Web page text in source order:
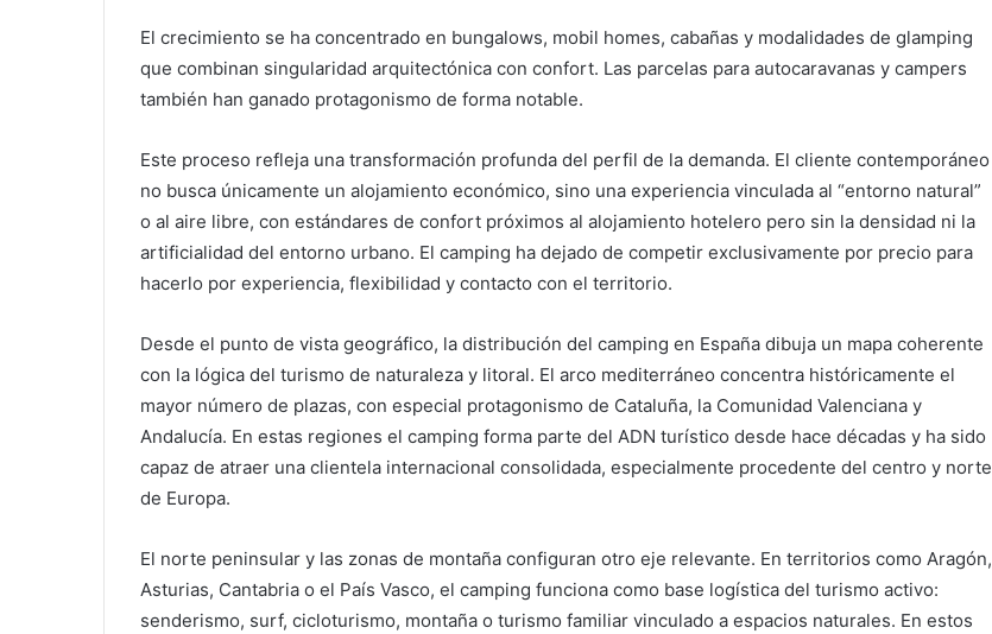
El crecimiento se ha concentrado en bungalows, mobil homes, cabañas y modalidades de glamping
que combinan singularidad arquitectónica con confort. Las parcelas para autocaravanas y campers
también han ganado protagonismo de forma notable.
Este proceso refleja una transformación profunda del perfil de la demanda. El cliente contemporáneo
no busca únicamente un alojamiento económico, sino una experiencia vinculada al “entorno natural”
o al aire libre, con estándares de confort próximos al alojamiento hotelero pero sin la densidad ni la
artificialidad del entorno urbano. El camping ha dejado de competir exclusivamente por precio para
hacerlo por experiencia, flexibilidad y contacto con el territorio.
Desde el punto de vista geográfico, la distribución del camping en España dibuja un mapa coherente
con la lógica del turismo de naturaleza y litoral. El arco mediterráneo concentra históricamente el
mayor número de plazas, con especial protagonismo de Cataluña, la Comunidad Valenciana y
Andalucía. En estas regiones el camping forma parte del ADN turístico desde hace décadas y ha sido
capaz de atraer una clientela internacional consolidada, especialmente procedente del centro y norte
de Europa.
El norte peninsular y las zonas de montaña configuran otro eje relevante. En territorios como Aragón,
Asturias, Cantabria o el País Vasco, el camping funciona como base logística del turismo activo:
senderismo, surf, cicloturismo, montaña o turismo familiar vinculado a espacios naturales. En estos